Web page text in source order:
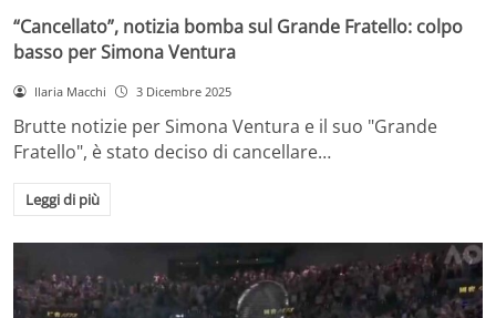
“Cancellato”, notizia bomba sul Grande Fratello: colpo
basso per Simona Ventura
Ilaria Macchi 3 Dicembre 2025
Brutte notizie per Simona Ventura e il suo "Grande
Fratello", è stato deciso di cancellare…
Leggi di più